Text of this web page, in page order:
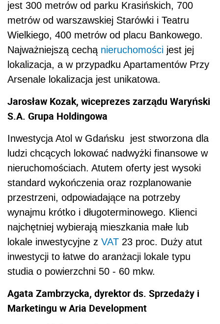
jest 300 metrów od parku Krasińskich, 700
metrów od warszawskiej Starówki i Teatru
Wielkiego, 400 metrów od placu Bankowego.
Najważniejszą cechą nieruchomości jest jej
lokalizacja, a w przypadku Apartamentów Przy
Arsenale lokalizacja jest unikatowa.
Jarosław Kozak, wiceprezes zarządu Waryński
S.A. Grupa Holdingowa
Inwestycja Atol w Gdańsku jest stworzona dla
ludzi chcących lokować nadwyżki finansowe w
nieruchomościach. Atutem oferty jest wysoki
standard wykończenia oraz rozplanowanie
przestrzeni, odpowiadające na potrzeby
wynajmu krótko i długoterminowego. Klienci
najchętniej wybierają mieszkania małe lub
lokale inwestycyjne z VAT 23 proc. Duży atut
inwestycji to łatwe do aranżacji lokale typu
studia o powierzchni 50 - 60 mkw.
Agata Zambrzycka, dyrektor ds. Sprzedaży i
Marketingu w Aria Development